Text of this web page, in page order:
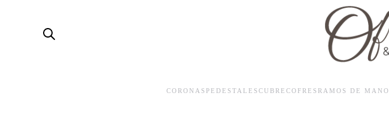
Skip to main content
CORONAS PEDESTALESCUBRECOFRES RAMOS DE MANO